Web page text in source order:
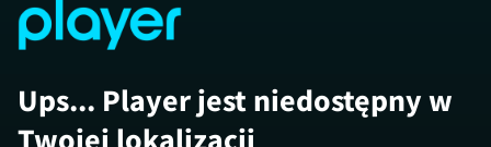
Ups... Player jest niedostępny w